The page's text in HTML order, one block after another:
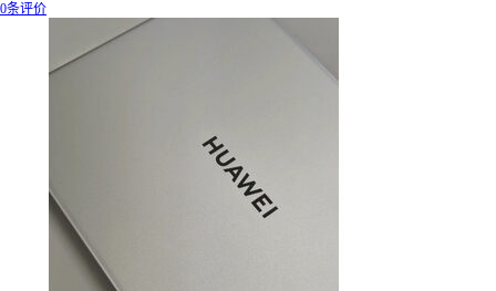
0条评价